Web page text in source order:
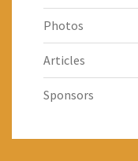
Photos
Articles
Sponsors